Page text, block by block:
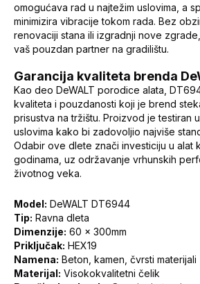
omogućava rad u najtežim uslovima, a
minimizira vibracije tokom rada. Bez
renovaciji stana ili izgradnji nove
vaš pouzdan partner na gradilištu.
Garancija kvaliteta brenda
Kao deo DeWALT porodice alata,
kvaliteta i pouzdanosti koji je brend
prisustva na tržištu. Proizvod je testiran
uslovima kako bi zadovoljio najviše
Odabir ove dlete znači investiciju u alat
godinama, uz održavanje vrhunskih
životnog veka.
Model: DeWALT DT6944
Tip: Ravna dleta
Dimenzije: 60 x 300mm
Priključak: HEX19
Namena: Beton, kamen, čvrsti materijali
Materijal: Visokokvalitetni čelik